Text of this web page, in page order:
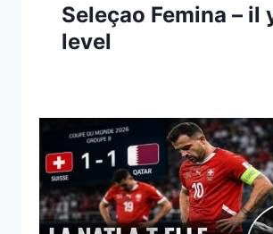
Seleçao Femina – il
level